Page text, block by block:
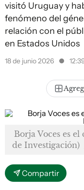
visitó Uruguay y
fenómeno del
relación con el
en Estados Unidos
18 de junio 2026
Borja Voces es
de Investigación)
Compartir